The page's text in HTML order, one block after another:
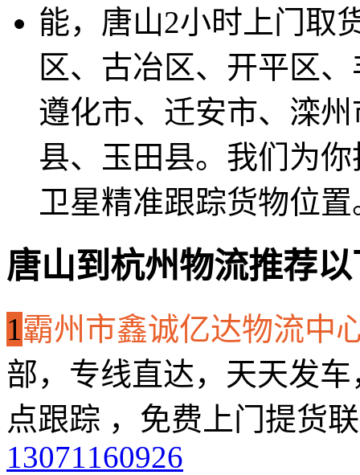
能，唐山2小时上门取
区、古冶区、开平区
遵化市、迁安市、滦
县、玉田县。我们为
卫星精准跟踪货物位置
唐山到杭州物流推荐
1霸州市鑫诚亿达物流中
部，专线直达，天天发
点跟踪 ，免费上门提货
13071160926